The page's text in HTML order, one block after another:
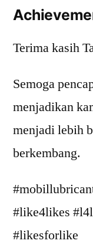
Terima kasih
Semoga
menjadikan
menjadi lebih
berkembang.
#like4likes
#likesforlike